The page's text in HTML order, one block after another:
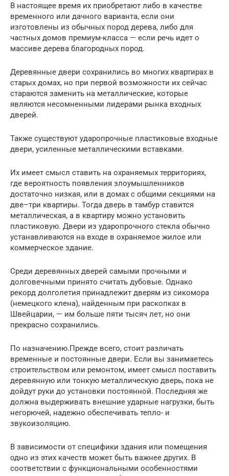
В настоящее время их приобретают либо в качестве
временного или дачного варианта, если они
изготовлены из обычных пород дерева, либо для
частных домов премиум-класса — если речь идет о
массиве дерева благородных пород.
Деревянные двери сохранились во многих квартирах в
старых домах, но при первой возможности их сейчас
стараются заменить на металлические, которые
являются несомненными лидерами рынка входных
дверей.
Также существуют ударопрочные пластиковые входные
двери, усиленные металлическими вставками.
Их имеет смысл ставить на охраняемых территориях,
где вероятность появления злоумышленников
достаточно низкая, или в домах с общими секциями на
две–три квартиры. Тогда дверь в тамбур ставится
металлическая, а в квартиру можно установить
пластиковую. Двери из ударопрочного стекла обычно
устанавливаются на входе в охраняемое жилое или
коммерческое здание.
Среди деревянных дверей самыми прочными и
долговечными принято считать дубовые. Однако
рекорд долголетия принадлежит дверям из сикомора
(немецкого клена), найденным при раскопках в
Швейцарии, — им больше пяти тысяч лет, но они
прекрасно сохранились.
По назначению.Прежде всего, стоит различать
временные и постоянные двери. Если вы занимаетесь
строительством или ремонтом, имеет смысл поставить
деревянную или тонкую металлическую дверь, пока не
дойдут руки до установки постоянной. Последняя же
должна выдерживать внешние ударные нагрузки, быть
негорючей, надежно обеспечивать тепло- и
звукоизоляцию.
В зависимости от специфики здания или помещения
одно из этих качеств может быть важнее других. В
соответствии с функциональными особенностями